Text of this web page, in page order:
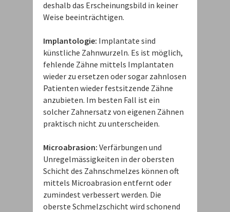
deshalb das Erscheinungsbild in keiner
Weise beeinträchtigen.
Implantologie: Implantate sind
künstliche Zahnwurzeln. Es ist möglich,
fehlende Zähne mittels Implantaten
wieder zu ersetzen oder sogar zahnlosen
Patienten wieder festsitzende Zähne
anzubieten. Im besten Fall ist ein
solcher Zahnersatz von eigenen Zähnen
praktisch nicht zu unterscheiden.
Microabrasion: Verfärbungen und
Unregelmässigkeiten in der obersten
Schicht des Zahnschmelzes können oft
mittels Microabrasion entfernt oder
zumindest verbessert werden. Die
oberste Schmelzschicht wird schonend